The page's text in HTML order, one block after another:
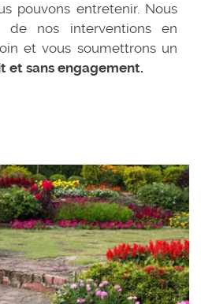
pouvons entretenir. Nous
de nos interventions en
et vous soumettrons un
et sans engagement.